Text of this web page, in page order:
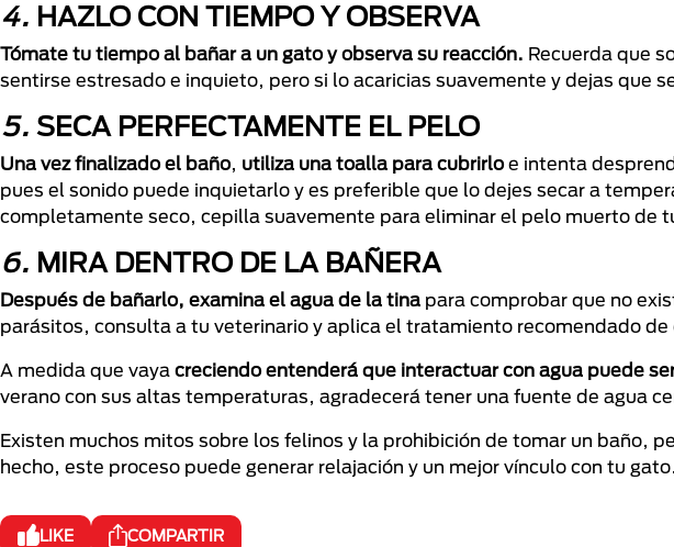
4. HAZLO CON TIEMPO Y OBSERVA
Tómate tu tiempo al bañar a un gato y observa su reacción. Recuerda que
sentirse estresado e inquieto, pero si lo acaricias suavemente y dejas que
5. SECA PERFECTAMENTE EL PELO
Una vez finalizado el baño, utiliza una toalla para cubrirloe intenta
pues el sonido puede inquietarlo y es preferible que lo dejes secar a
completamente seco, cepilla suavemente para eliminar el pelo muerto de
6. MIRA DENTRO DE LA BAÑERA
Después de bañarlo, examina el agua de la tina para comprobar que no
parásitos, consulta a tu veterinario y aplica el tratamiento recomendado
A medida que vaya creciendo entenderá que interactuar con agua puede
verano con sus altas temperaturas, agradecerá tener una fuente de agua
Existen muchos mitos sobre los felinos y la prohibición de tomar un baño,
hecho, este proceso puede generar relajación y un mejor vínculo con tu gato.
LIKE COMPARTIR